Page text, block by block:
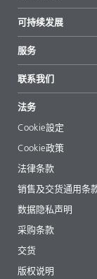
所有产品
重点推荐
新闻
新闻和媒体
地区和分销商
展会和活动
可持续发展
可持续产品
成功案例
EcoVadis
认证
服务
起始配方
文章
电子书
法规事务
助剂指南 App
视频
下载
联系我们
法务
Cookie設定
Cookie政策
法律条款
销售及交货通用条
数据隐私声明
采购条款
交货
版权说明